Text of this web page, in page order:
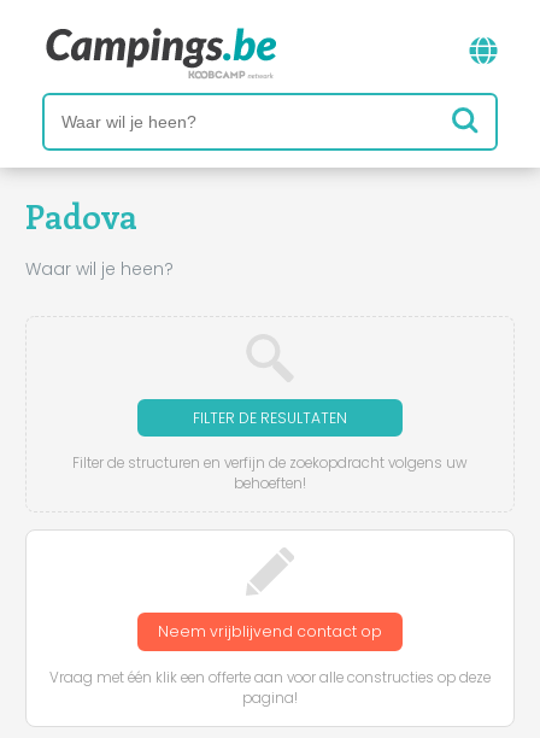
Padova
Waar wil je heen?
FILTER DE RESULTATEN
Filter de structuren en verfijn de zoekopdracht volgens uw
behoeften!
Neem vrijblijvend contact op
Vraag met één klik een offerte aan voor alle constructies op deze
pagina!